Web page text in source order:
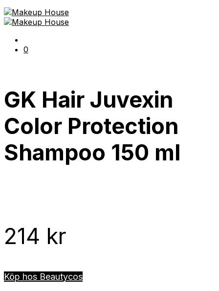
0
GK Hair Juvexin
Color Protection
Shampoo 150 ml
214 kr
Köp hos Beautycos